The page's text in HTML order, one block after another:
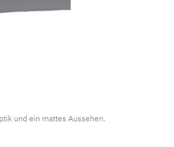
und ein mattes Aussehen.